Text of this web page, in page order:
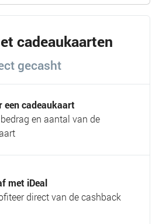
cadeaukaarten
gecasht
een cadeaukaart
en aantal van de
met iDeal
direct van de cashback